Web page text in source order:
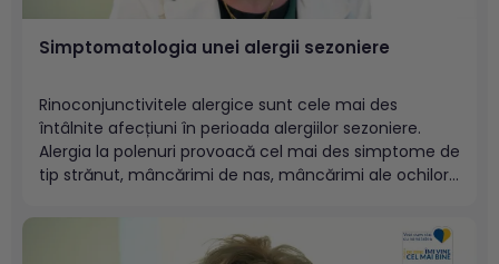
Simptomatologia unei alergii sezoniere
Rinoconjunctivitele alergice sunt cele mai des
întâlnite afecțiuni în perioada alergiilor sezoniere.
Alergia la polenuri provoacă cel mai des simptome de
tip strănut, mâncărimi de nas, mâncărimi ale ochilor,
nisip în ochi sau nas blocat. Uneori, pe lângă acestea,